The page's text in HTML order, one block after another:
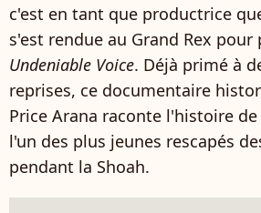
c'est en tant que productrice
s'est rendue au Grand Rex
Undeniable Voice. Déjà primé à
reprises, ce documentaire
Price Arana raconte l'histoire
l'un des plus jeunes rescapés
pendant la Shoah.